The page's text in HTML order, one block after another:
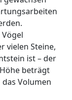
vielen Steine,
ist – der
beträgt
Volumen